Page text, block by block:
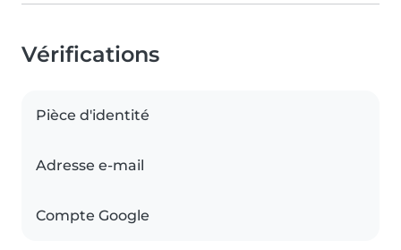
Vérifications
Pièce d'identité
Adresse e-mail
Compte Google